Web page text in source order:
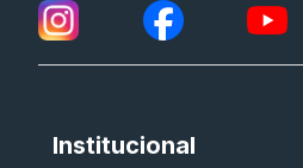
Institucional